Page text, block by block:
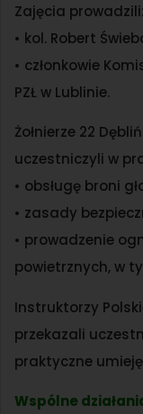
Zajęcia prowadzili:
• kol. Robert
• członkowie
PZŁ w Lublinie.
Żołnierze 22
uczestniczyli w
• obsługę broni
• zasady
• prowadzenie
powietrznych, w
Instruktorzy
przekazali
praktyczne
Wspólne